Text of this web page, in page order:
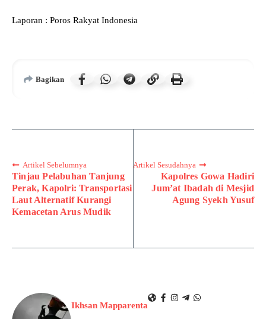
Laporan : Poros Rakyat Indonesia
Bagikan
Artikel Sebelumnya
Tinjau Pelabuhan Tanjung
Perak, Kapolri: Transportasi
Laut Alternatif Kurangi
Kemacetan Arus Mudik
Artikel Sesudahnya
Kapolres Gowa Hadiri
Jum’at Ibadah di Mesjid
Agung Syekh Yusuf
Ikhsan Mapparenta